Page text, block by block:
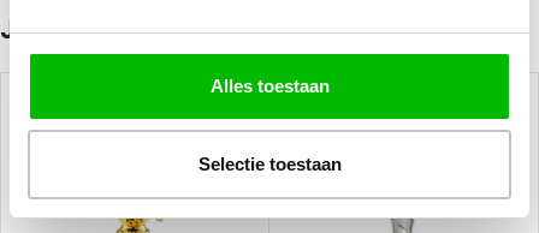
Alles toestaan
Selectie toestaan
Je zou ook kunnen houden van …